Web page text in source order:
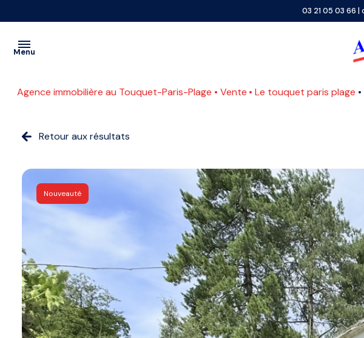
03 21 05 03 66 |
Menu
NEUFS
LOCATIONS
A
SAISONNIÈRE
ETUDIANTE
CONTACT
ESTIMATION
Agence immobilière au Touquet-Paris-Plage Vente Le touquet paris plage
Retour aux résultats
Nouveauté